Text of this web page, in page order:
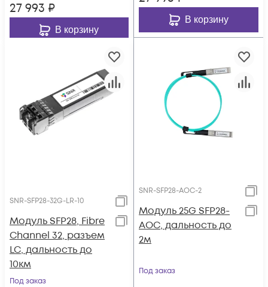
27 993 ₽
В корзину
В корзину
SNR-SFP28-32G-LR-10
Модуль SFP28, Fibre
Channel 32, разъем
LC, дальность до
10км
Под заказ
SNR-SFP28-AOC-2
Модуль 25G SFP28-
AOC, дальность до
2м
Под заказ